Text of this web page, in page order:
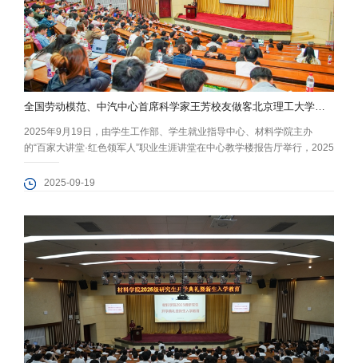
2025年9月19日，由学生工作部、学生就业指导中心、材料学院主办
的“百家大讲堂·红色领军人”职业生涯讲堂在中心教学楼报告厅举行，2025
年全国劳动模范、中国汽车技术研究中心有限公司首席科学家、新能源专
项总工程师，2005届博士毕业校友王芳，进行题为“车载能源系统共性技
2025-09-19